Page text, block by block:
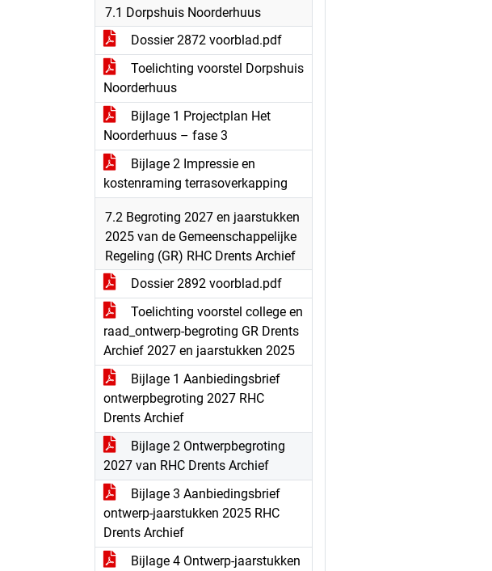
7.1 Dorpshuis Noorderhuus
Dossier 2872 voorblad.pdf
Toelichting voorstel Dorpshuis
Noorderhuus
Bijlage 1 Projectplan Het
Noorderhuus – fase 3
Bijlage 2 Impressie en
kostenraming terrasoverkapping
7.2 Begroting 2027 en jaarstukken
2025 van de Gemeenschappelijke
Regeling (GR) RHC Drents Archief
Dossier 2892 voorblad.pdf
Toelichting voorstel college en
raad_ontwerp-begroting GR Drents
Archief 2027 en jaarstukken 2025
Bijlage 1 Aanbiedingsbrief
ontwerpbegroting 2027 RHC
Drents Archief
Bijlage 2 Ontwerpbegroting
2027 van RHC Drents Archief
Bijlage 3 Aanbiedingsbrief
ontwerp-jaarstukken 2025 RHC
Drents Archief
Bijlage 4 Ontwerp-jaarstukken